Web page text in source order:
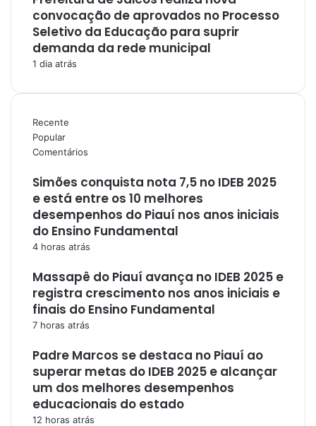
convocação de aprovados no Processo
Seletivo da Educação para suprir
demanda da rede municipal
1 dia atrás
Recente
Popular
Comentários
Simões conquista nota 7,5 no IDEB 2025
e está entre os 10 melhores
desempenhos do Piauí nos anos iniciais
do Ensino Fundamental
4 horas atrás
Massapê do Piauí avança no IDEB 2025 e
registra crescimento nos anos iniciais e
finais do Ensino Fundamental
7 horas atrás
Padre Marcos se destaca no Piauí ao
superar metas do IDEB 2025 e alcançar
um dos melhores desempenhos
educacionais do estado
12 horas atrás